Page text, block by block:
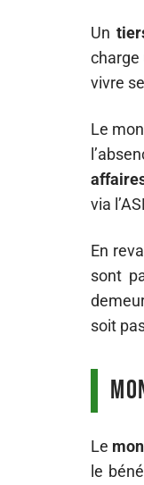
Un
charge
vivre
Le
via
En
sont
soit
Le
le